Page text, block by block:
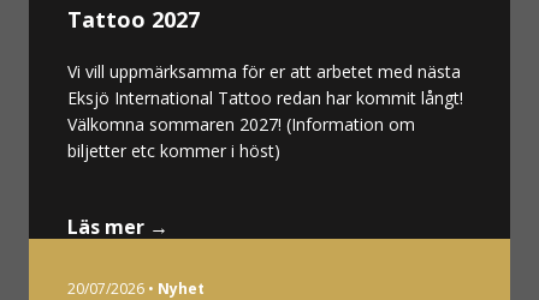
Tattoo 2027
Vi vill uppmärksamma för er att arbetet med nästa
Eksjö International Tattoo redan har kommit långt!
Välkomna sommaren 2027! (Information om
biljetter etc kommer i höst)
Läs mer →
20/07/2026 • Nyhet